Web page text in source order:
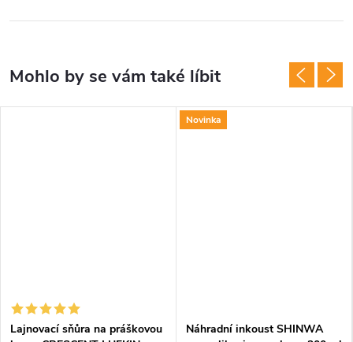
Lajnovací sňůra na práškovou
Novinka
Náhradní inkoust SHINWA